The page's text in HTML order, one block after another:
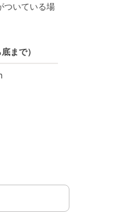
ついている場
まで）